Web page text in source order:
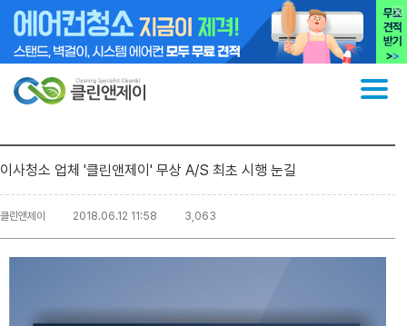
이사청소 업체 '클린앤제이' 무상 A/S 최초 시행 눈길
클린앤제이 2018.06.12 11:58 3,063